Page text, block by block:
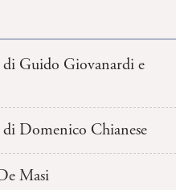
di Guido Giovanardi e
Domenico Chianese
Masi